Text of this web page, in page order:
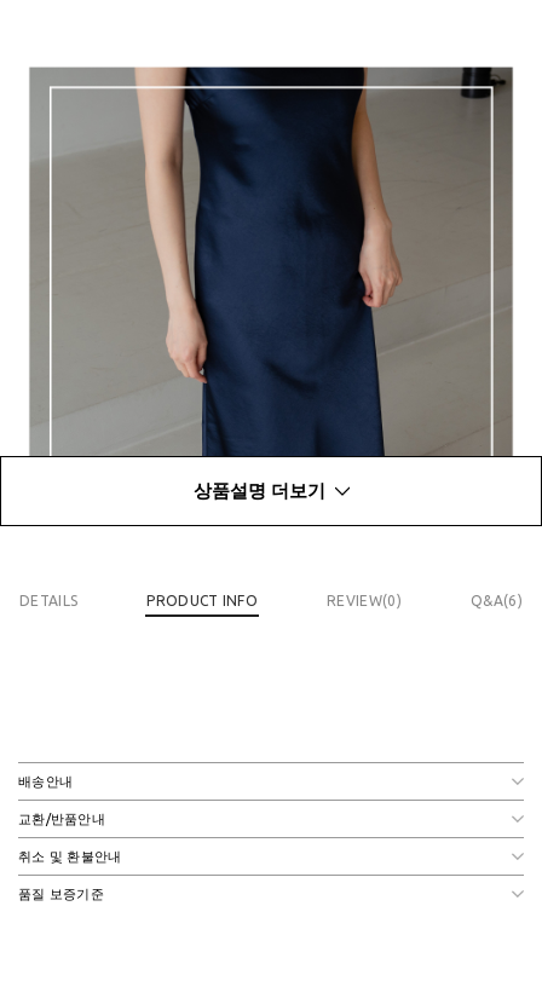
상품설명 더보기
DETAILS PRODUCT INFO REVIEW(0) Q&A(6)
배송안내
교환/반품안내
취소 및 환불안내
품질 보증기준